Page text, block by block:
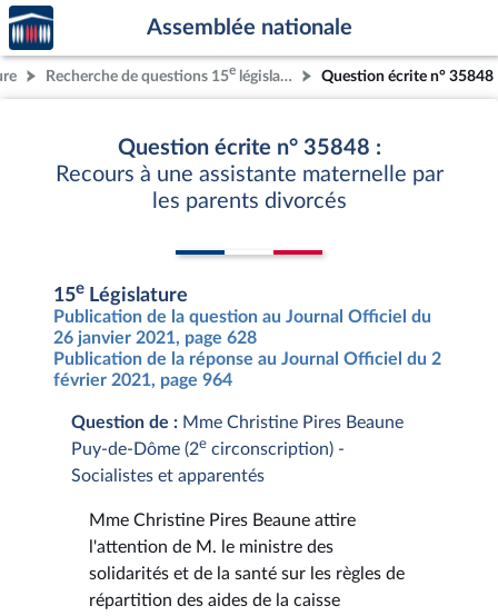
Aller au contenu
Aller en bas de la page
Accèder
à la
page
d'accueil
Assemblée nationale
Recherche de questions 15e législature Question écrite n° 35848
Question écrite n° 35848 :
Recours à une assistante maternelle par
les parents divorcés
15e Législature
Publication de la question au Journal Officiel du
26 janvier 2021, page 628
Publication de la réponse au Journal Officiel du 2
février 2021, page 964
Question de : Mme Christine Pires Beaune
Puy-de-Dôme (2e circonscription) -
Socialistes et apparentés
Mme Christine Pires Beaune attire
l'attention de M. le ministre des
solidarités et de la santé sur les règles de
répartition des aides de la caisse